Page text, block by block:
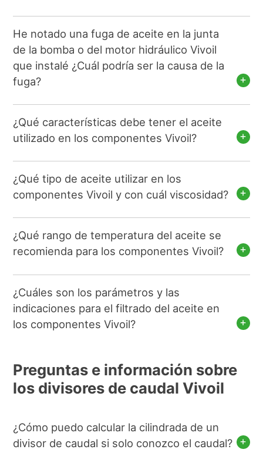
He notado una fuga de aceite en la junta
de la bomba o del motor hidráulico Vivoil
que instalé ¿Cuál podría ser la causa de la
fuga?
¿Qué características debe tener el aceite
utilizado en los componentes Vivoil?
¿Qué tipo de aceite utilizar en los
componentes Vivoil y con cuál viscosidad?
¿Qué rango de temperatura del aceite se
recomienda para los componentes Vivoil?
¿Cuáles son los parámetros y las
indicaciones para el filtrado del aceite en
los componentes Vivoil?
Preguntas e información sobre
los divisores de caudal Vivoil
¿Cómo puedo calcular la cilindrada de un
divisor de caudal si solo conozco el caudal?